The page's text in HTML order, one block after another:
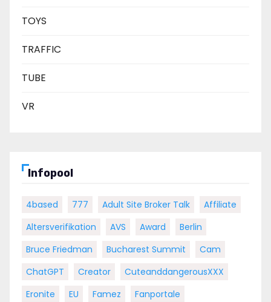
TOYS
TRAFFIC
TUBE
VR
Infopool
4based 777 Adult Site Broker Talk
Affiliate
Altersverifikation
AVS Award
Berlin
Bruce Friedman
Bucharest Summit
Cam
ChatGPT
Creator
CuteanddangerousXXX
Eronite
EU Famez
Fanportale